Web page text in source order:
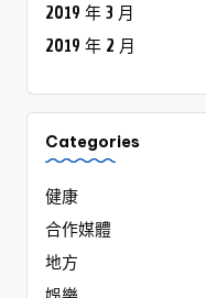
2019 年 3 月
2019 年 2 月
Categories
健康
合作媒體
地方